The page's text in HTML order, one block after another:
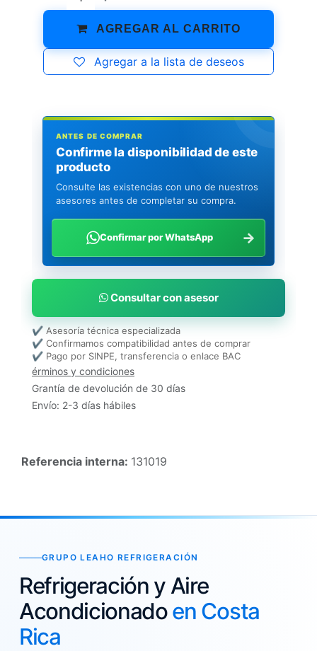
AGREGAR AL CARRITO
Agregar a la lista de deseos
ANTES DE COMPRAR
Confirme la disponibilidad de este
producto
Consulte las existencias con uno de nuestros
asesores antes de completar su compra.
Confirmar por WhatsApp →
Consultar con asesor
✔ Asesoría técnica especializada
✔ Confirmamos compatibilidad antes de comprar
✔ Pago por SINPE, transferencia o enlace BAC
érminos y condiciones
Grantía de devolución de 30 días
Envío: 2-3 días hábiles
Referencia interna: 131019
GRUPO LEAHO REFRIGERACIÓN
Refrigeración y Aire
Acondicionadoen Costa
Rica